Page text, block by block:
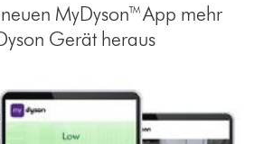
MyDyson™ App mehr
Gerät heraus